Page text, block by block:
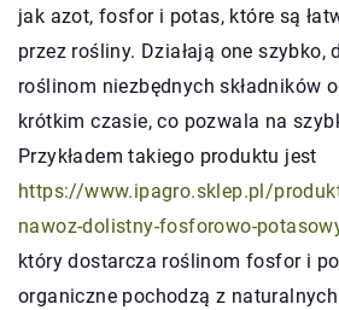
jak azot, fosfor i potas, które są
przez rośliny. Działają one szybko,
roślinom niezbędnych składników
krótkim czasie, co pozwala na
Przykładem takiego produktu jest
https://www.ipagro.sklep.pl/
nawoz-dolistny-fosforowo-
który dostarcza roślinom fosfor i
organiczne pochodzą z